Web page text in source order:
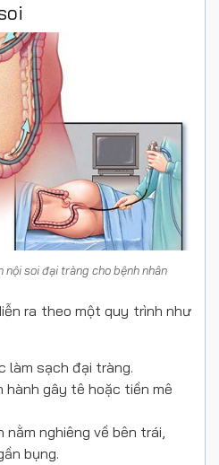
nội soi đại tràng cho bệnh nhân
ra theo một quy trình như
làm sạch đại tràng.
hành gây tê hoặc tiền mê
nằm nghiêng về bên trái,
bụng.